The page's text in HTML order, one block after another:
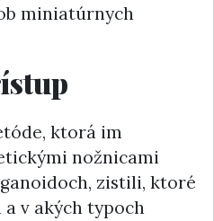
miniatúrnych
ktorá im
nožnicami
zistili, ktoré
v akých typoch